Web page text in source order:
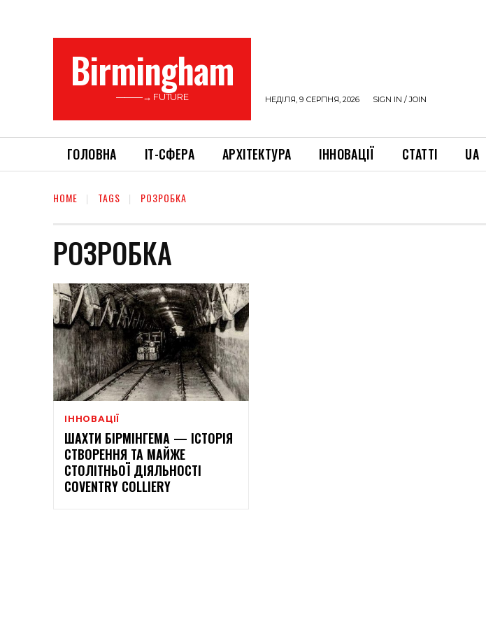
Birmingham
———→ FUTURE НЕДІЛЯ, 9 СЕРПНЯ, 2026 SIGN IN / JOIN
ГОЛОВНА ІТ-СФЕРА АРХІТЕКТУРА ІННОВАЦІЇ СТАТТІ UA
HOME TAGS РОЗРОБКА
РОЗРОБКА
ІННОВАЦІЇ
ШАХТИ БІРМІНГЕМА — ІСТОРІЯ
СТВОРЕННЯ ТА МАЙЖЕ
СТОЛІТНЬОЇ ДІЯЛЬНОСТІ
COVENTRY COLLIERY